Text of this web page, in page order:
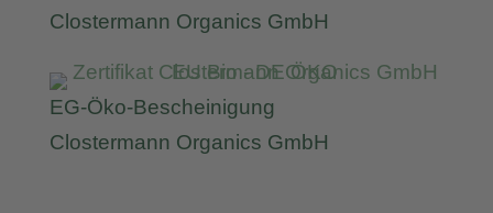
Clostermann Organics GmbH
EG-Öko-Bescheinigung
Clostermann Organics GmbH